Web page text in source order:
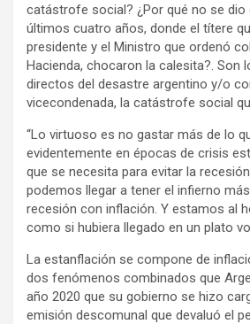
catástrofe social? ¿Por qué no se dio
últimos cuatro años, donde el títere
presidente y el Ministro que ordenó
Hacienda, chocaron la calesita?. Son
directos del desastre argentino y/o
vicecondenada, la catástrofe social
“Lo virtuoso es no gastar más de lo
evidentemente en épocas de crisis
que se necesita para evitar la
podemos llegar a tener el infierno
recesión con inflación. Y estamos al
como si hubiera llegado en un plato
La estanflación se compone de
dos fenómenos combinados que
año 2020 que su gobierno se hizo
emisión descomunal que devaluó el